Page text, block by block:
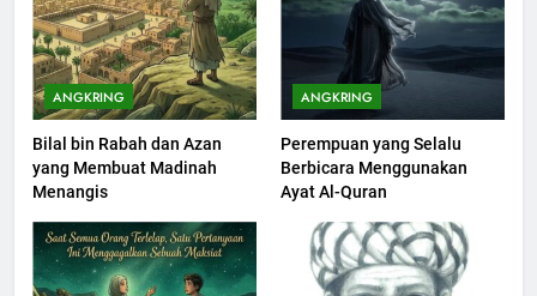
ANGKRING
Bilal bin Rabah dan Azan
yang Membuat Madinah
Menangis
ANGKRING
Perempuan yang Selalu
Berbicara Menggunakan
Ayat Al-Quran
Khutbah Idul Fitri di Rumah
KHUTBAH
200
Khutbah jumat: Sejarah
Seebagai Pembangkit Jiwa
KHUTBAH